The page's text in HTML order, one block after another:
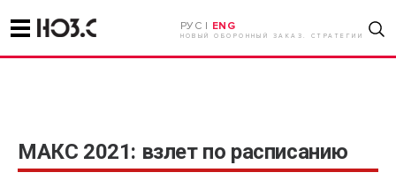
РУС | ENG
НОВЫЙ ОБОРОННЫЙ ЗАКАЗ. СТРАТЕГИИ
МАКС 2021: взлет по расписанию